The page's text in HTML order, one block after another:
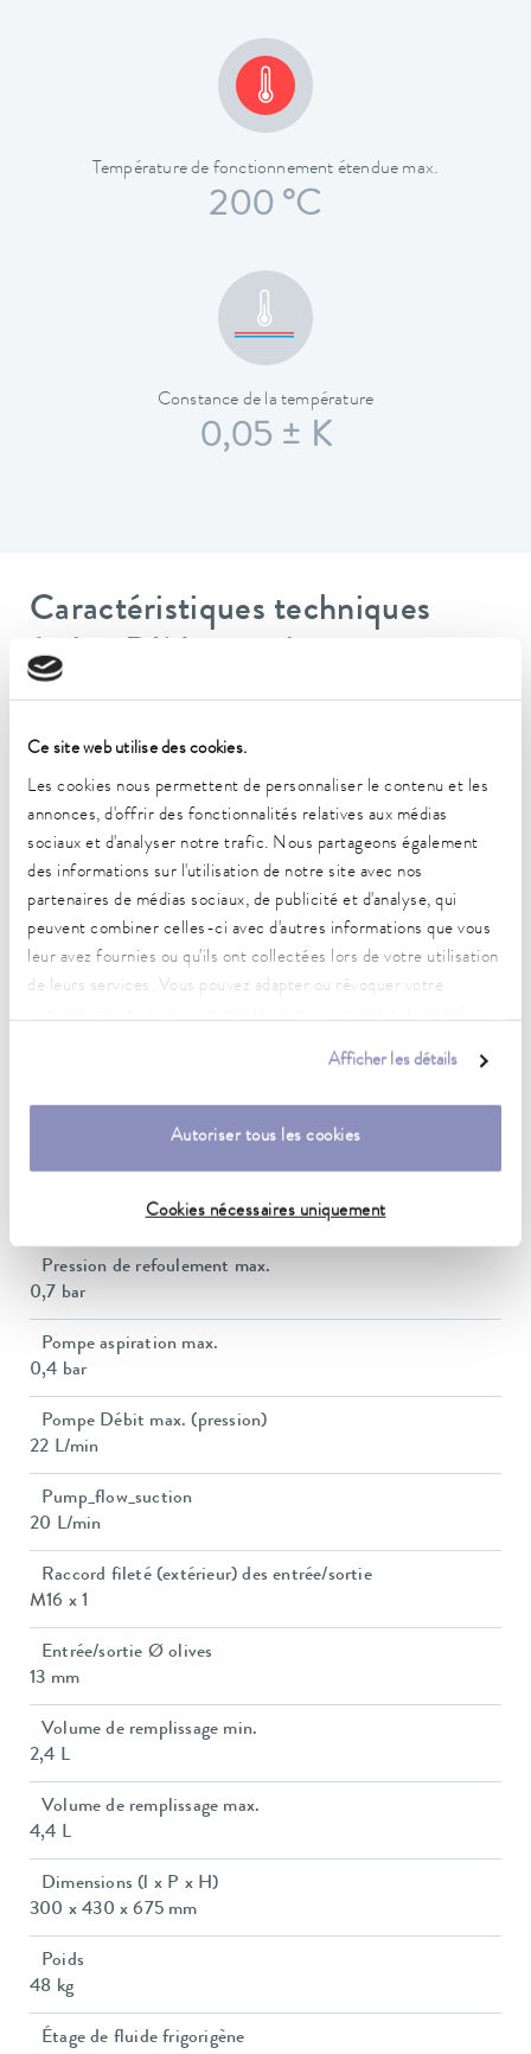
Ce site web utilise des cookies.
Les cookies nous permettent de personnaliser le contenu et les
annonces, d'offrir des fonctionnalités relatives aux médias
sociaux et d'analyser notre trafic. Nous partageons également
des informations sur l'utilisation de notre site avec nos
partenaires de médias sociaux, de publicité et d'analyse, qui
peuvent combiner celles-ci avec d'autres informations que vous
leur avez fournies ou qu'ils ont collectées lors de votre utilisation
de leurs services. Vous pouvez adapter ou révoquer votre
Afficher les détails
Autoriser tous les cookies
Cookies nécessaires uniquement
Température de fonctionnement étendue max.
200 °C
Constance de la température
0,05 ± K
Caractéristiques techniques
(selon DIN 12876)
-50 ... 200 °C
Plage de température de fonctionnement
-50 ... 200 °C
Plage de température ambiante
5 ... 40 °C
Constance de la température
0,05 ± K
Pression de refoulement max.
0,7 bar
Pompe aspiration max.
0,4 bar
Pompe Débit max. (pression)
22 L/min
Pump_flow_suction
20 L/min
Raccord fileté (extérieur) des entrée/sortie
M16 x 1
Entrée/sortie Ø olives
13 mm
Volume de remplissage min.
2,4 L
Volume de remplissage max.
4,4 L
Dimensions (l x P x H)
300 x 430 x 675 mm
Poids
48 kg
Étage de fluide frigorigène